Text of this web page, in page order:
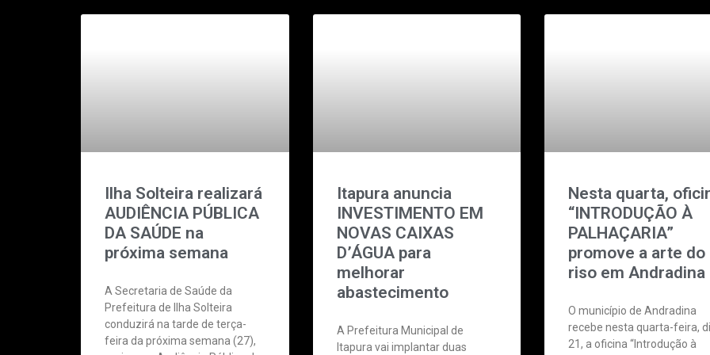
Ilha Solteira realizará
AUDIÊNCIA PÚBLICA
DA SAÚDE na
próxima semana
A Secretaria de Saúde da
Prefeitura de Ilha Solteira
conduzirá na tarde de terça-
feira da próxima semana (27),
Itapura anuncia
INVESTIMENTO EM
NOVAS CAIXAS
D’ÁGUA para
melhorar
abastecimento
A Prefeitura Municipal de
Itapura vai implantar duas
Nesta quarta,
“INTRODUÇÃO À
PALHAÇARIA”
promove a arte do
riso em Andradina
O município de Andradina
recebe nesta quarta-feira,
21, a oficina “Introdução à